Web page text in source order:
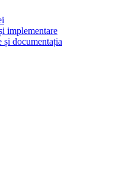
implementare
și documentația